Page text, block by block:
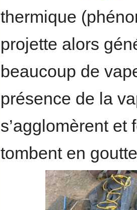
thermique
projette alors
beaucoup de
présence de la
s’agglomèrent
tombent en